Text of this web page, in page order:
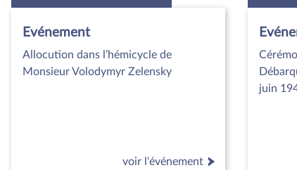
Evénement
Allocution dans l’hémicycle de
Monsieur Volodymyr Zelensky
voir l'événement
juin